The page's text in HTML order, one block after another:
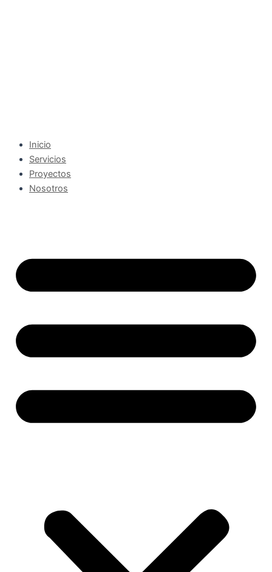
Inicio
Servicios
Proyectos
Nosotros